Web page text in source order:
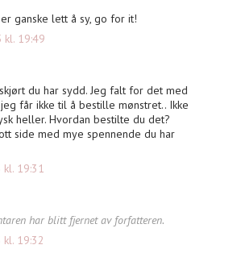
ganske lett å sy, go for it!
kl. 19:49
du har sydd. Jeg falt for det med
får ikke til å bestille mønstret.. Ikke
heller. Hvordan bestilte du det?
side med mye spennende du har
19:31
har blitt fjernet av forfatteren.
19:32